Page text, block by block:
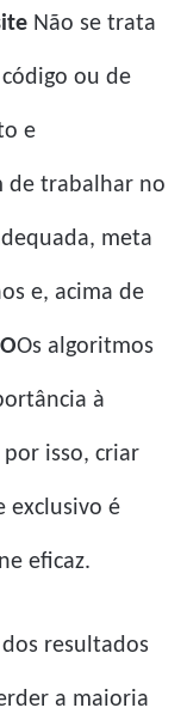
Não se trata
ou de
e
de trabalhar no
meta
e, acima de
Os algoritmos
à
isso, criar
exclusivo é
eficaz.
resultados
a maioria